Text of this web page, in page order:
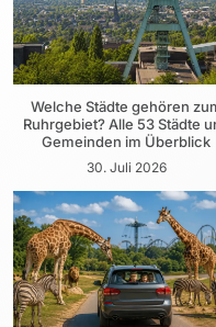
Welche Städte gehören
Ruhrgebiet? Alle 53 Städte
Gemeinden im Überblick
30. Juli 2026